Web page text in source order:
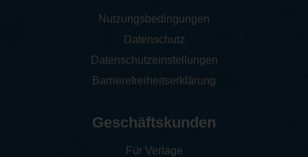
Nutzungsbedingungen
Datenschutz
Datenschutzeinstellungen
Barrierefreiheitserklärung
Geschäftskunden
Für Verlage